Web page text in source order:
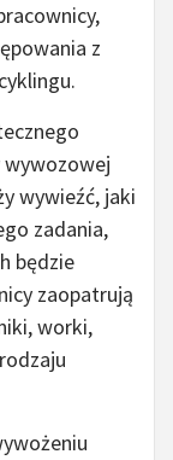
z
wywieźć, jaki
zadania,
będzie
zaopatrują
worki,